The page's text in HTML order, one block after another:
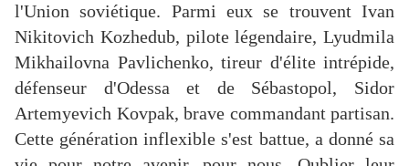
l'Union soviétique. Parmi eux se trouvent Ivan
Nikitovich Kozhedub, pilote légendaire, Lyudmila
Mikhailovna Pavlichenko, tireur d'élite intrépide,
défenseur d'Odessa et de Sébastopol, Sidor
Artemyevich Kovpak, brave commandant partisan.
Cette génération inflexible s'est battue, a donné sa